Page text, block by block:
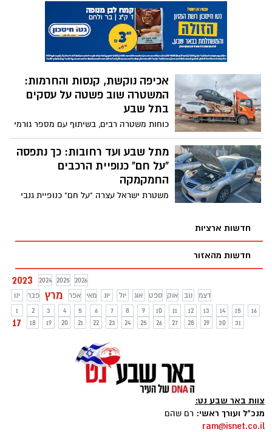
ב-״פסגת המנהיגות של ישראל". המרכז
שמובל כולו על ידי נשים פועל לסייע לצעירים
אקדמיים בנגב לאתר הזדמנויות לתעסוקה
איכותית ולהשתקע באזור. מייגן טרנר-צ׳רניה,
מנהלת השותפויות האסטרטגיות במרכז,
אוריאל בארי וחשפה את הקשיים
וההזדמנויות התעסוקה בנגב.
אכיפה נוקשת, קנסות והחרמות:
המשטרה שוב פשטה על עסקים
בתל שבע
כוחות משטרה רבים, בשיתוף עם מספר גורמי
אכיפה נוספים - פשטו השבוע על בתי עסק
ברחבי תל שבע, והשיתו קנסות בגובה עשרות
אלפי שקלים. כך זה נראה מהשטח
מתל שבע ועד רחובות: כך נתפסה
"על חם" כנופיית הרכבים
החמקמקה
משטרת ישראל עצרה "על חם" כנופיית גנבי
חדשות ארציות
חדשות מהאזור
2023 2024 2025
2026
ינו
פבר מרץ אפר מאי יונ יול אוג ספט אוק נוב
דצמ
1
2 3 4 5 6 7 8 9 10 11 12 13 14 15 16
17 18 19 20 21 22 23 24 25 26 27 28 29 30 31
צוות באר שבע נט:
מנכ"ל ועורך ראשי: רם שהם
ram@isnet.co.il